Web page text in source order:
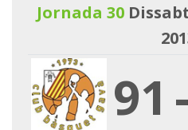
Jornada 30
91 -